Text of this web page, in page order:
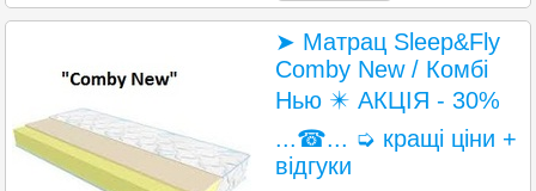
➤ Матрац Sleep&Fly
Comby New / Комбі
Нью ✴️ АКЦІЯ - 30%
...☎... ➭ кращі ціни +
відгуки